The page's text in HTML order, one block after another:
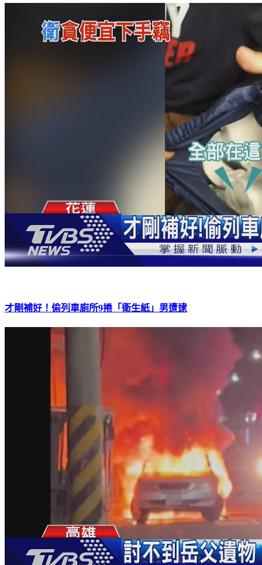
才剛補好！偷列車廁所9捲「衛生紙」男遭逮